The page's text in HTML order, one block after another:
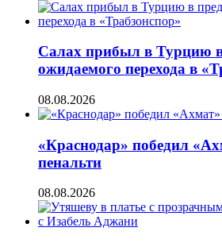
Салах прибыл в Турцию
ожидаемого перехода в
08.08.2026
«Краснодар» победил
пенальти
08.08.2026